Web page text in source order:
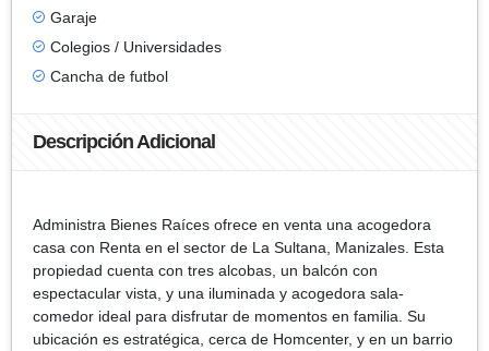
Garaje
Colegios / Universidades
Cancha de futbol
Descripción Adicional
Administra Bienes Raíces ofrece en venta una acogedora
casa con Renta en el sector de La Sultana, Manizales. Esta
propiedad cuenta con tres alcobas, un balcón con
espectacular vista, y una iluminada y acogedora sala-
comedor ideal para disfrutar de momentos en familia. Su
ubicación es estratégica, cerca de Homcenter, y en un barrio